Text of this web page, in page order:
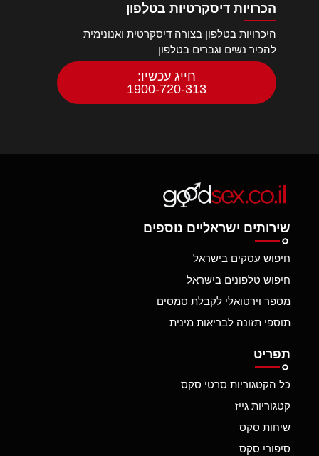
הכרויות דיסקרטיות בטלפון
היכרויות בטלפון בצורה דיסקרטית ואנונימית
להכיר נשים וגברים בטלפון
חייג עכשיו:
1900-720-313
שירותים ישראליים נוספים
חיפוש עסקים בישראל
חיפוש טלפונים בישראל
מספר וירטואלי לקבלת סמסים
תוספי תזונה לבריאות מינית
תפריט
כל הקטגוריות סרטי סקס
קטגוריות גייז
שיחות סקס
סיפורי סקס